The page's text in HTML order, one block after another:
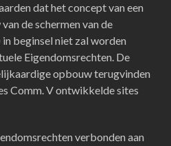
dat het concept van een
de schermen van de
beginsel niet zal worden
Eigendomsrechten. De
opbouw terugvinden
Comm. V ontwikkelde sites
verbonden aan